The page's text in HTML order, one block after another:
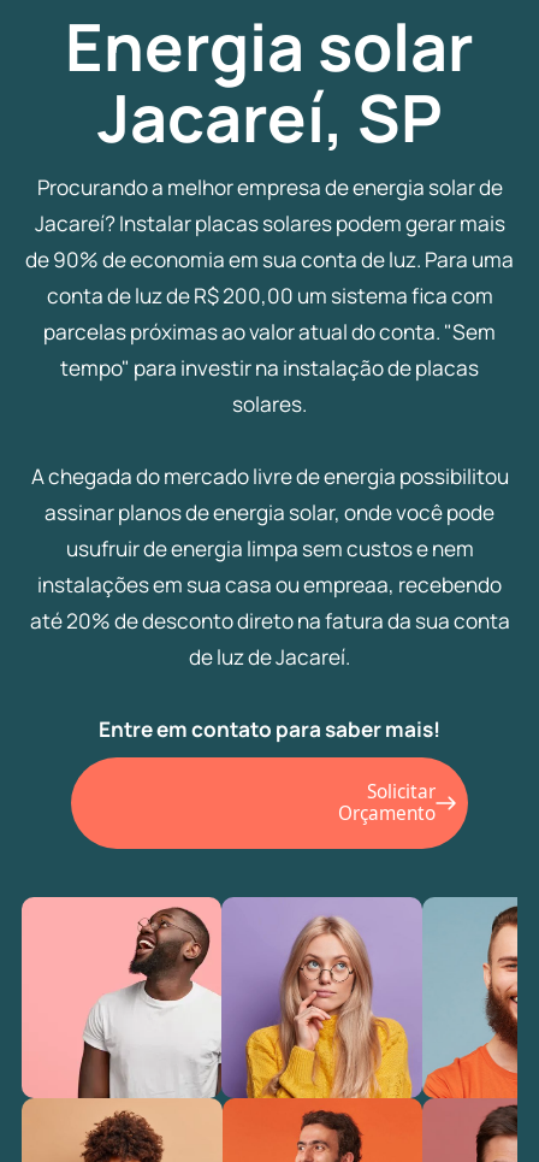
Energia solar
Jacareí, SP
Procurando a melhor empresa de energia solar de
Jacareí? Instalar placas solares podem gerar mais
de 90% de economia em sua conta de luz. Para uma
conta de luz de R$ 200,00 um sistema fica com
parcelas próximas ao valor atual do conta. "Sem
tempo" para investir na instalação de placas
solares.
A chegada do mercado livre de energia possibilitou
assinar planos de energia solar, onde você pode
usufruir de energia limpa sem custos e nem
instalações em sua casa ou empreaa, recebendo
até 20% de desconto direto na fatura da sua conta
de luz de Jacareí.
Entre em contato para saber mais!
Solicitar
Orçamento